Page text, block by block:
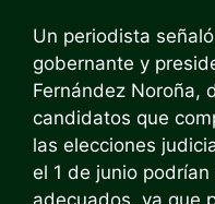
Un periodista
gobernante y
Fernández Noroña,
candidatos que
las elecciones
el 1 de junio
adecuados, ya que